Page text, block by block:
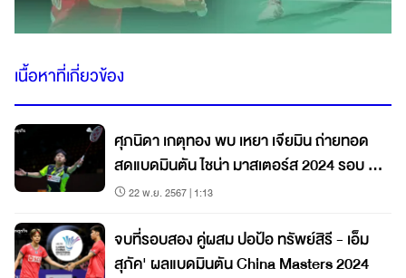
เนื้อหาที่เกี่ยวข้อง
ศุภนิดา เกตุทอง พบ เหยา เจียมิน ถ่ายทอด
สดแบดมินตัน ไชน่า มาสเตอร์ส 2024 รอบ 8
คน22 พ.ย. 2567 | 1:13
จบที่รอบสอง คู่ผสม ปอป้อ ทรัพย์สิรี - เอ็ม
สุภัค' ผลแบดมินตัน China Masters 2024